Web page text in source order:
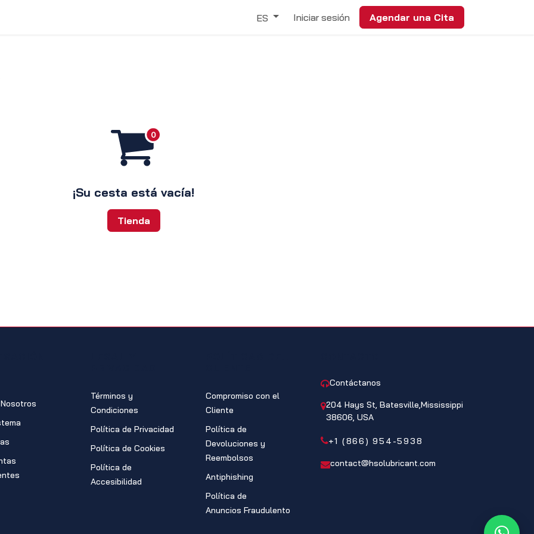
ES Iniciar sesión Agendar una Cita
¡Su cesta está vacía!
Tienda
Términos y
Condiciones
Política de Privacidad
Política de Cookies
Política de
Accesibilidad
Compromiso con el
Cliente
Política de
Devoluciones y
Reembolsos
Antiphishing
Política de
Anuncios Fraudulento
Contáctanos
204 Hays St, Batesville,Mississippi
38606, USA
+1 (866) 954-5938
contact@hsolubricant.com